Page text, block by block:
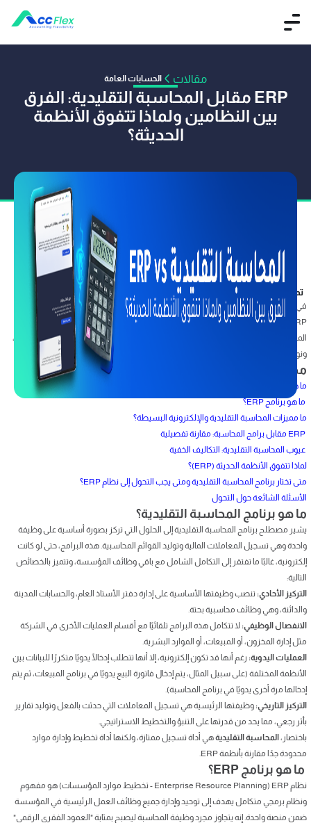
مقالات الحسابات العامة
ERP مقابل المحاسبة التقليدية: الفرق
بين النظامين ولماذا تتفوق الأنظمة
الحديثة؟
تم النشر بواسطة فريق آكفليكس
في حين أن المحاسبة التقليدية تحد من دور المحاسبة في مجرد تسجيل تاريخي، فإن نظام
ERP يحول البيانات إلى أصول استراتيجية للتخطيط المستقبلي وتحقيق النمو. في هذه
المقالة، سنقارن بين النظامين ونكشف عن أوجه القصور الجوهرية في المحاسبة التقليدية،
ونوضح لماذا تتفوق الأنظمة الحديثة مثل Accflex وتعد ضرورة قصوى للنمو المستدام.
محتويات المقال
ما هو برنامج المحاسبة التقليدية؟
ما هو برنامج ERP؟
ما مميزات المحاسبة التقليدية والإلكترونية البسيطة؟
عيوب المحاسبة التقليدية: التكاليف الخفية
لماذا تتفوق الأنظمة الحديثة (ERP)؟
متى تختار برنامج المحاسبة التقليدية ومتى يجب التحول إلى نظام ERP؟
الأسئلة الشائعة حول التحول
ما هو برنامج المحاسبة التقليدية؟
يشير مصطلح برنامج المحاسبة التقليدية إلى الحلول التي تركز بصورة أساسية على وظيفة
واحدة وهي تسجيل المعاملات المالية وتوليد القوائم المحاسبية. هذه البرامج، حتى لو كانت
إلكترونية، غالبًا ما تفتقر إلى التكامل الشامل مع باقي وظائف المؤسسة، وتتميز بالخصائص
التالية:
التركيز الأحادي: تنصب وظيفتها الأساسية على إدارة دفتر الأستاذ العام، والحسابات المدينة
والدائنة، وهي وظائف محاسبية بحتة.
الانفصال الوظيفي: لا تتكامل هذه البرامج تلقائيًا مع أقسام العمليات الأخرى في الشركة
مثل إدارة المخزون، أو المبيعات، أو الموارد البشرية.
العمليات اليدوية: رغم أنها قد تكون إلكترونية، إلا أنها تتطلب إدخالًا يدويًا متكررًا للبيانات بين
الأنظمة المختلفة (على سبيل المثال، يتم إدخال فاتورة البيع يدويًا في برنامج المبيعات، ثم يتم
إدخالها مرة أخرى يدويًا في برنامج المحاسبة).
التركيز التاريخي: وظيفتها الرئيسية هي تسجيل المعاملات التي حدثت بالفعل وتوليد تقارير
بأثر رجعي، مما يحد من قدرتها على التنبؤ والتخطيط الاستراتيجي.
باختصار،المحاسبة التقليديةهي أداة تسجيل ممتازة، ولكنها أداة تخطيط وإدارة موارد
محدودة جدًا مقارنة بأنظمة ERP.
ما هو برنامج ERP؟
نظام ERP (Enterprise Resource Planning - تخطيط موارد المؤسسات) هو مفهوم
ونظام برمجي متكامل يهدف إلى توحيد وإدارة جميع وظائف العمل الرئيسية في المؤسسة
ضمن منصة واحدة. إنه يتجاوز مجرد وظيفة المحاسبة ليصبح بمثابة "العمود الفقري الرقمي"